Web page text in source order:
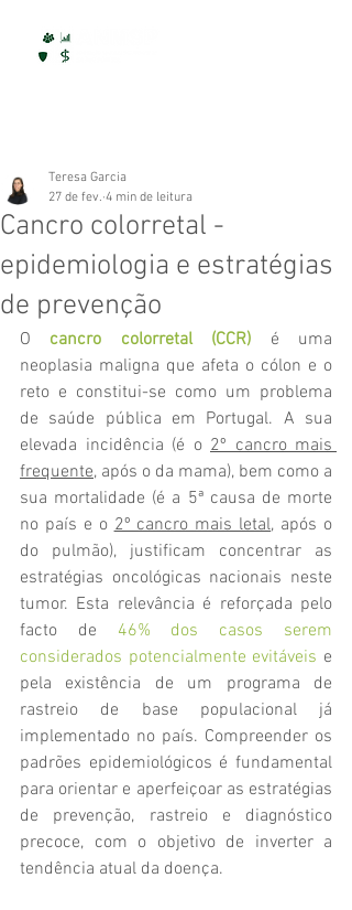
Cancro colorretal -
epidemiologia e estratégias
de prevenção
Teresa Garcia
27 de fev. 4 min de leitura
O cancro colorretal (CCR) é uma
neoplasia maligna que afeta o cólon e o
reto e constitui-se como um problema
de saúde pública em Portugal. A sua
elevada incidência (é o 2º cancro mais
frequente, após o da mama), bem como a
sua mortalidade (é a 5ª causa de morte
no país e o 2º cancro mais letal, após o
do pulmão), justificam concentrar as
estratégias oncológicas nacionais neste
tumor. Esta relevância é reforçada pelo
facto de 46% dos casos serem
considerados potencialmente evitáveis e
pela existência de um programa de
rastreio de base populacional já
implementado no país. Compreender os
padrões epidemiológicos é fundamental
para orientar e aperfeiçoar as estratégias
de prevenção, rastreio e diagnóstico
precoce, com o objetivo de inverter a
tendência atual da doença.